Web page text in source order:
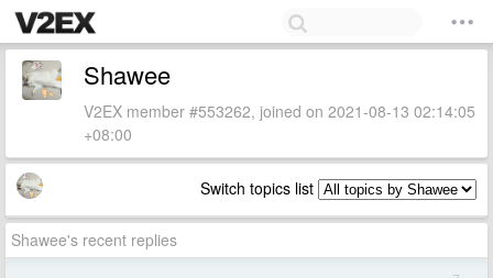
Shawee
V2EX member #553262, joined on 2021-08-13 02:14:05
+08:00
Switch topics list
Shawee's recent replies